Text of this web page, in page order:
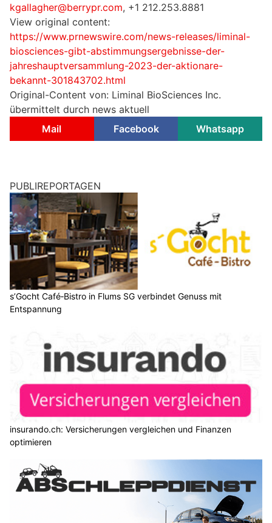
kgallagher@berrypr.com, +1 212.253.8881
View original content:
https://www.prnewswire.com/news-releases/liminal-
biosciences-gibt-abstimmungsergebnisse-der-
jahreshauptversammlung-2023-der-aktionare-
bekannt-301843702.html
Original-Content von: Liminal BioSciences Inc.
übermittelt durch news aktuell
Mail
Facebook Whatsapp
PUBLIREPORTAGEN
s’Gocht Café‑Bistro in Flums SG verbindet Genuss mit
Entspannung
insurando.ch: Versicherungen vergleichen und Finanzen
optimieren